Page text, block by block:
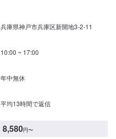
兵庫県神戸市兵庫区新開地3-2-11
10:00 ~ 17:00
年中無休
平均13時間で返信
8,580円〜